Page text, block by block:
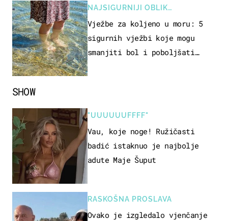
SHOW
"UUUUUUFFFF"
Vau, koje noge! Ružičasti
badić istaknuo je najbolje
adute Maje Šuput
RASKOŠNA PROSLAVA
Ovako je izgledalo vjenčanje
NAJSIGURNIJI OBLIK
REKREACIJE
Vježbe za koljeno u moru: 5
sigurnih vježbi koje mogu
smanjiti bol i poboljšati